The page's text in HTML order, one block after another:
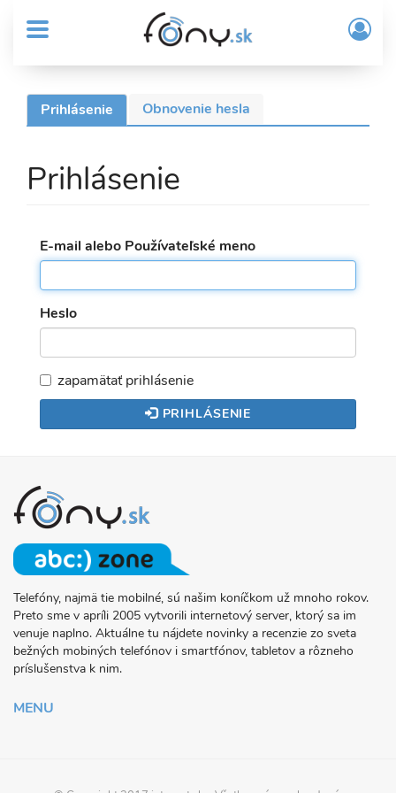
obsah
MENU
Sub
Header
User
account
menu
/
Primárne
Prihlásenie (aktívna
karta)
Obnovenie hesla
Prihlásenie
E-mail alebo Používateľské meno
Heslo
zapamätať prihlásenie
PRIHLÁSENIE
O
PROJEKTE
FONY.SK
Telefóny, najmä tie mobilné, sú našim koníčkom už mnoho rokov.
Preto sme v apríli 2005 vytvorili internetový server, ktorý sa im
venuje naplno. Aktuálne tu nájdete novinky a recenzie zo sveta
bežných mobiných telefónov i smartfónov, tabletov a rôzneho
príslušenstva k nim.
MENU